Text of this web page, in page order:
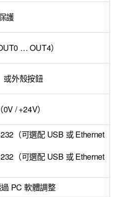
護
… OUT4）
或外殼按鈕
/ +24V）
（可選配 USB 或 Ethernet
（可選配 USB 或 Ethernet
PC 軟體調整